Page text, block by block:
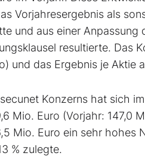
Vorjahresergebnis als
und aus einer Anpassung
resultierte. Das
und das Ergebnis je Aktie
Konzerns hat sich
Mio. Euro (Vorjahr:
Mio. Euro ein sehr hohes
% zulegte.